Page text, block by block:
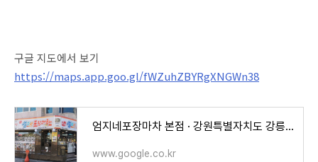
구글 지도에서 보기
https://maps.app.goo.gl/fWZuhZBYRgXNGWn38
엄지네포장마차 본점 · 강원특별자치도 강릉시 경강로2255번길 21
www.google.co.kr